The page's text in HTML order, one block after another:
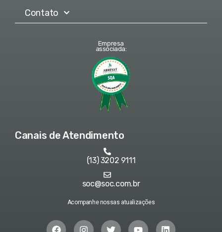
Contato
Empresa
associada:
Canais de Atendimento
(13) 3202 9111
soc@soc.com.br
Acompanhe nossas atualizações